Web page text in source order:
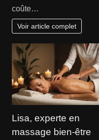
coûte…
Voir article complet
Lisa, experte en
massage bien-être